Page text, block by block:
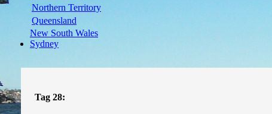
Northern Territory
Queensland
New South Wales
Sydney
Tag 28: